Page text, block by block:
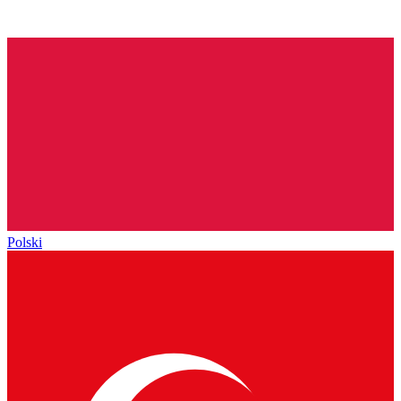
Polski